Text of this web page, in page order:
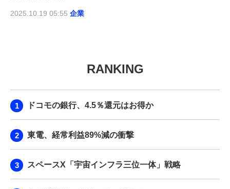
2025.10.19 05:55 企業
RANKING
ドコモの銀行、4.5％還元はお得か
東電、経常利益89%減の衝撃
スペースX「宇宙インフラ三位一体」戦略